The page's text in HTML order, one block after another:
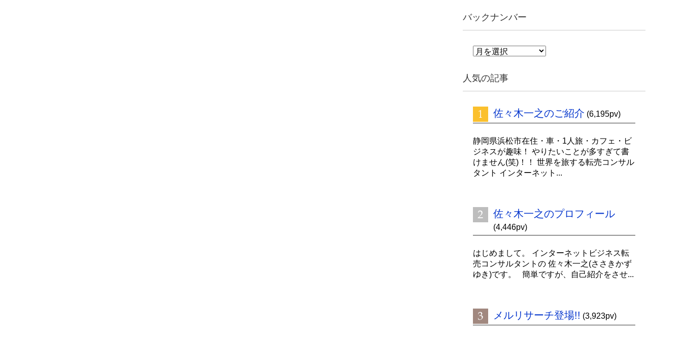
バックナンバー
バ
ナ
ン
ー
人気の記事
佐々木一之のご紹介 (6,195pv)
静岡県浜松市在住・車・1人旅・カフェ・ビ
ジネスが趣味！ やりたいことが多すぎて書
けません(笑)！！ 世界を旅する転売コンサル
タント インターネット...
佐々木一之のプロフィール
(4,446pv)
はじめまして。 インターネットビジネス転
売コンサルタントの 佐々木一之(ささきかず
ゆき)です。 簡単ですが、自己紹介をさせ...
メルリサーチ登場!! (3,923pv)